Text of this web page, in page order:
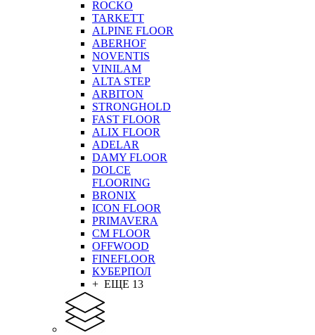
ROCKO
TARKETT
ALPINE FLOOR
ABERHOF
NOVENTIS
VINILAM
ALTA STEP
ARBITON
STRONGHOLD
FAST FLOOR
ALIX FLOOR
ADELAR
DAMY FLOOR
DOLCE
FLOORING
BRONIX
ICON FLOOR
PRIMAVERA
CM FLOOR
OFFWOOD
FINEFLOOR
КУБЕРПОЛ
+ ЕЩЕ 13